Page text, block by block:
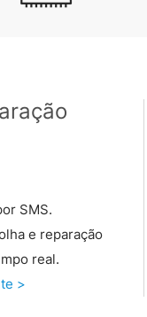
SMS.
e reparação
real.
>